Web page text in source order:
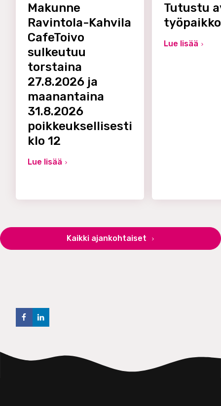
Makunne
Ravintola-Kahvila
CafeToivo
sulkeutuu
torstaina
27.8.2026 ja
maanantaina
31.8.2026
poikkeuksellisesti
klo 12
Lue lisää
Tutustu
Lue lisää
Kaikki ajankohtaiset